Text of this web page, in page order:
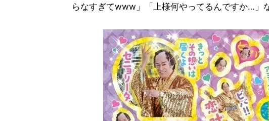
らなすぎてwww」「上様何やってるんですか…」